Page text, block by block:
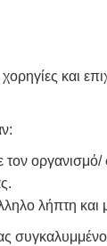
και
τον
λήπτη